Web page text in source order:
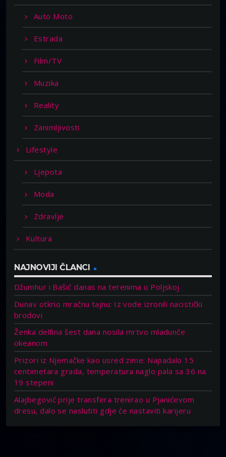
Auto Moto
Estrada
Film/TV
Muzika
Reality
Zanimljivosti
Lifestyle
Ljepota
Moda
Zdravlje
Kultura
NAJNOVIJI ČLANCI
Džumhur i Bašić danas na terenima u Poljskoj
Dunav otkrio mračnu tajnu: Iz vode izronili nacistički
brodovi
Ženka delfina šest dana nosila mrtvo mladunče
okeanom
Prizori iz Njemačke kao usred zime: Napadalo 15
centimetara grada, temperatura naglo pala sa 36 na
19 stepeni
Alajbegović prije transfera trenirao u Pjanićevom
dresu, dalo se naslutiti gdje će nastaviti karijeru